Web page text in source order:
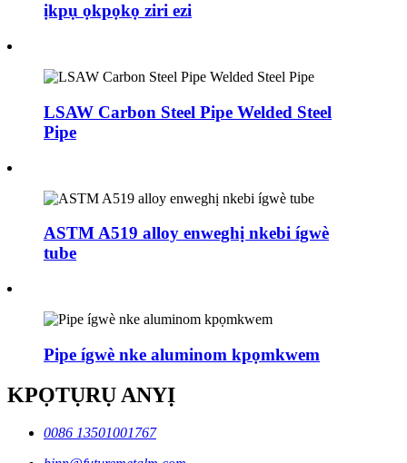
ịkpụ ọkpọkọ ziri ezi
LSAW Carbon Steel Pipe Welded Steel
Pipe
ASTM A519 alloy enweghị nkebi ígwè
tube
Pipe ígwè nke aluminom kpọmkwem
KPỌTỤRỤ ANYỊ
0086 13501001767